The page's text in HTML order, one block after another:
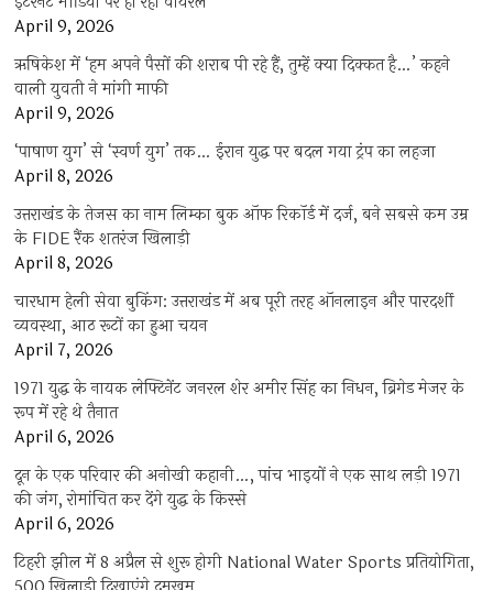
April 9, 2026
ऋषिकेश में ‘हम अपने पैसों की शराब पी रहे हैं, तुम्हें क्या दिक्कत है…’ कहने
वाली युवती ने मांगी माफी
April 9, 2026
‘पाषाण युग’ से ‘स्वर्ण युग’ तक… ईरान युद्ध पर बदल गया ट्रंप का लहजा
April 8, 2026
उत्तराखंड के तेजस का नाम लिम्का बुक ऑफ रिकॉर्ड में दर्ज, बने सबसे कम उम्र
के FIDE रैंक शतरंज खिलाड़ी
April 8, 2026
चारधाम हेली सेवा बुकिंग: उत्तराखंड में अब पूरी तरह ऑनलाइन और पारदर्शी
व्यवस्था, आठ रूटों का हुआ चयन
April 7, 2026
1971 युद्ध के नायक लेफ्टिनेंट जनरल शेर अमीर सिंह का निधन, ब्रिगेड मेजर के
रूप में रहे थे तैनात
April 6, 2026
दून के एक परिवार की अनोखी कहानी…, पांच भाइयों ने एक साथ लड़ी 1971
की जंग, रोमांचित कर देंगे युद्ध के किस्से
April 6, 2026
टिहरी झील में 8 अप्रैल से शुरू होगी National Water Sports प्रतियोगिता,